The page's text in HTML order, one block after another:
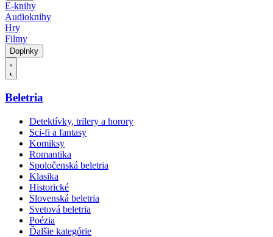
E-knihy
Audioknihy
Hry
Filmy
Doplnky
Beletria
Detektívky, trilery a horory
Sci-fi a fantasy
Komiksy
Romantika
Spoločenská beletria
Klasika
Historické
Slovenská beletria
Svetová beletria
Poézia
Ďalšie kategórie